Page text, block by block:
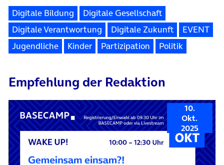
Digitale Bildung
Digitale Gesellschaft
Digitale Verantwortung
Digitale Zukunft
EVENT
Jugendliche
Kinder Partizipation Politik
Empfehlung der Redaktion
10.
Okt.
2025